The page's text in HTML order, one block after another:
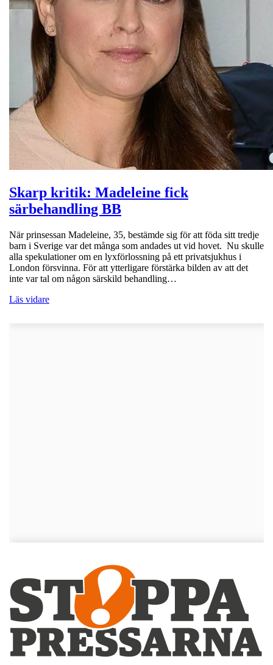
Skarp kritik: Madeleine fick
särbehandling BB
När prinsessan Madeleine, 35, bestämde sig för att föda sitt tredje
barn i Sverige var det många som andades ut vid hovet. Nu skulle
alla spekulationer om en lyxförlossning på ett privatsjukhus i
London försvinna. För att ytterligare förstärka bilden av att det
inte var tal om någon särskild behandling…
Läs vidare